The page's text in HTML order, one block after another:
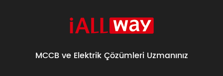
MCCB ve Elektrik Çözümleri Uzmanınız